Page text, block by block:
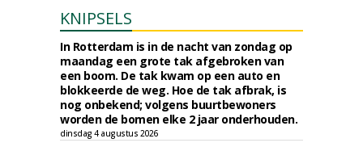
KNIPSELS
In Rotterdam is in de nacht van zondag op
maandag een grote tak afgebroken van
een boom. De tak kwam op een auto en
blokkeerde de weg. Hoe de tak afbrak, is
nog onbekend; volgens buurtbewoners
worden de bomen elke 2 jaar onderhouden.
dinsdag 4 augustus 2026